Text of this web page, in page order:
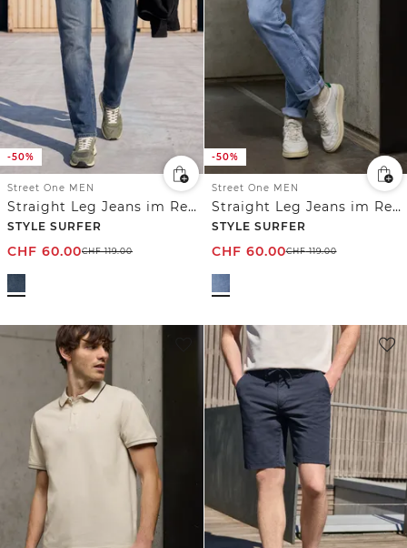
-50%
Street One MEN
Straight Leg Jeans im Regular Fit
STYLE SURFER
CHF 60.00CHF119.00
-50%
Street One MEN
Straight Leg Jeans im Regular Fit
STYLE SURFER
CHF 60.00CHF119.00